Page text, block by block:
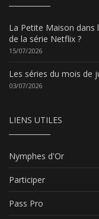
La Petite Maison dans
de la série Netflix ?
15/07/2026
Les séries du mois de
03/07/2026
LIENS UTILES
Nymphes d'Or
Participer
Pass Pro